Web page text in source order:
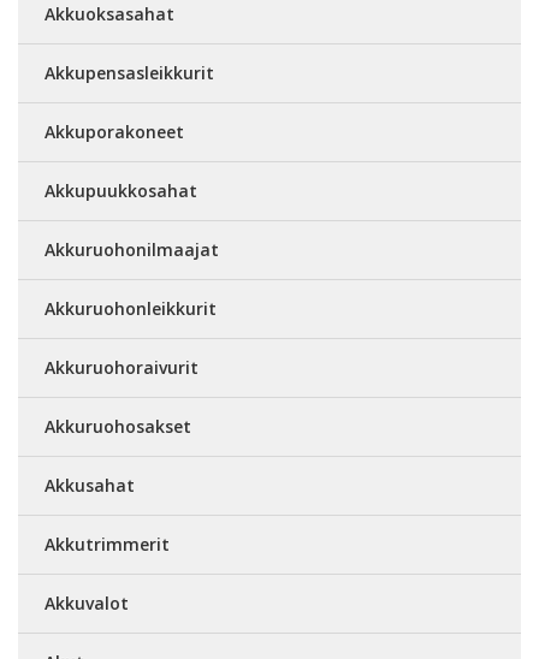
Akkuoksasahat
Akkupensasleikkurit
Akkuporakoneet
Akkupuukkosahat
Akkuruohonilmaajat
Akkuruohonleikkurit
Akkuruohoraivurit
Akkuruohosakset
Akkusahat
Akkutrimmerit
Akkuvalot